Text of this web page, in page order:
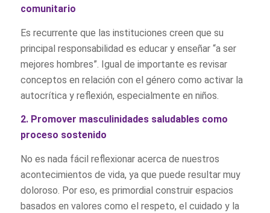
comunitario
Es recurrente que las instituciones creen que su
principal responsabilidad es educar y enseñar “a ser
mejores hombres”. Igual de importante es revisar
conceptos en relación con el género como activar la
autocrítica y reflexión, especialmente en niños.
2. Promover masculinidades saludables como
proceso sostenido
No es nada fácil reflexionar acerca de nuestros
acontecimientos de vida, ya que puede resultar muy
doloroso. Por eso, es primordial construir espacios
basados en valores como el respeto, el cuidado y la